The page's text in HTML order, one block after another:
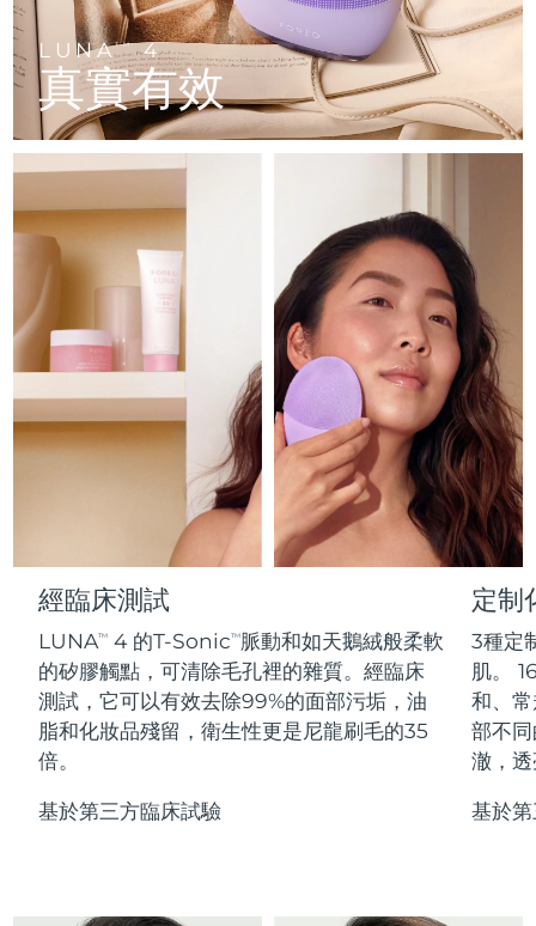
LUNATM4
真實有效
經臨床測試
LUNATM 4 的T-SonicTM脈動和如天鵝絨般柔軟
的矽膠觸點，可清除毛孔裡的雜質。經臨床
測試，它可以有效去除99%的面部污垢，油
脂和化妝品殘留，衛生性更是尼龍刷毛的35
倍。
基於第三方臨床試驗
定制
3種定
肌。
和、
部不
澈，
基於
For travel or gym bag
LUNA™護膚
Premium cleansers & balm
LUNA™ 設備
All facial cleansing devices
All premium facelift devices
UFO™ 3 go
Portable red light therapy
面膜
Rejuvenation & hydration
UFO™ 設備
All deep facial hydration devices
issa™ 4 baby
For ages 0-3
issa™ Teeth Whitening Set
ISSA™ 設備
All silicone sonic toothbrushes
Advanced clinical anti-aging
FAQ™ 103
Luxurious clinical anti-aging set
FAQ™ P1 Primer
Manuka honey primer
FAQ™護膚品
All FAQ™ skincare
FAQ™產品
All anti-aging treatments
LED mask
FAQ™ 211
Anti-aging neck & décolleté LED mask
FAQ™ 221
Anti-aging LED hand mask
FAQ™護膚品
All FAQ™ skincare
FAQ™產品
All LED treatments
FAQ™ 301
LED hair strengthening scalp massager
FAQ™ Scalp Serum
Scalp recovery probiotic serum
FAQ™護膚品
All FAQ™ skincare
FAQ™產品
All hair treatments
FAQ™ 501
Full-Spectrum Red Light Therapy
FAQ™ 502
Full-Spectrum Red Light Therapy
FAQ™ Red Light Serum
FAQ™ skincare
All FAQ™ skincare
FAQ™ products
All toning treatments
保健品
NEW
專業治療
脫毛
PEACH™ 2 Pro Max
Professional IPL hair removal device
PEACH™ 2
IPL hair removal
PEACH™ 2 go
Travel-friendly IPL hair removal
PEACH™ Cooling Prep Gel
身體護理
BEAR™ 2 body
Microcurrent body toning
LUNA™ 4 body
Massaging body brush
SUPERCHARGED™ serum
Firming body serum
ESPADA™ 2 plus
Recurring acne LED therapy
ESPADA™ 2
Acne treatment device
ESPADA™ Blemish Solution
眼部護理
BEAR™ 2 eyes & lips
Microcurrent line smoothing device
IRIS™ 2
Rejuvenating eye massager
眼部護膚
毛孔護理
KIWI™ derma
Diamond microdermabrasion .
Blackhead remover
LUNA™ 4 hair
2-in-1 LED scalp massager
LED light hairbrush
牙齒美白
NEW
issa™ Teeth Whitening Set
Dual LED + sonic device & 18% PAP gel
issa™ Teeth Whitening Gel
更多的
賽普勒斯 預計送達日期 09/08/2026
捷克 預計送達日期08/08/2026
丹麥 預計送達日期08/08/2026
芬蘭 預計送達日期 08/08/2026
法國 預計送達日期08/08/2026
法屬玻里尼西亞 預計送達日期12/08/2026
德國 預計送達日期08/08/2026
預計送達日期12/08/2026
預計送達日期 08/08/2026
中國香港特別行政區 09/08/2026
匈牙利 預計送達日期08/08/2026
冰島 預計送達日期 09/08/2026
印尼 06/08/2026
愛爾蘭 08/08/2026